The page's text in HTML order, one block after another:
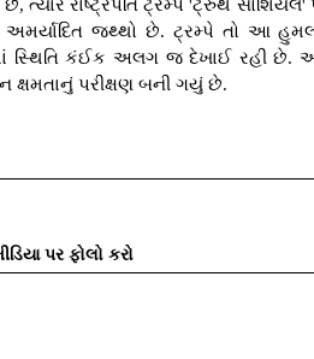
ત્યારે રાષ્ટ્રપતિ ટ્રમ્પ 'ટ્રુથ સોશિયલ'
અમર્યાદિત જથ્થો છે. ટ્રમ્પે તો આ
સ્થિતિ કંઈક અલગ જ દેખાઈ રહી છે.
પરીક્ષણ બની ગયું છે.
પર ફોલો કરો